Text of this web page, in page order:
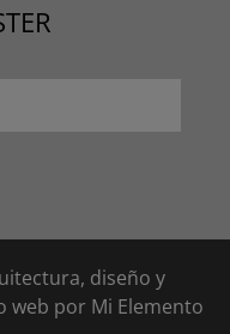
diseño y
web por Mi Elemento